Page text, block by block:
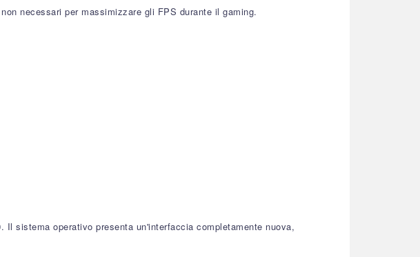
necessari per massimizzare gli FPS durante il gaming.
sistema operativo presenta un'interfaccia completamente nuova,